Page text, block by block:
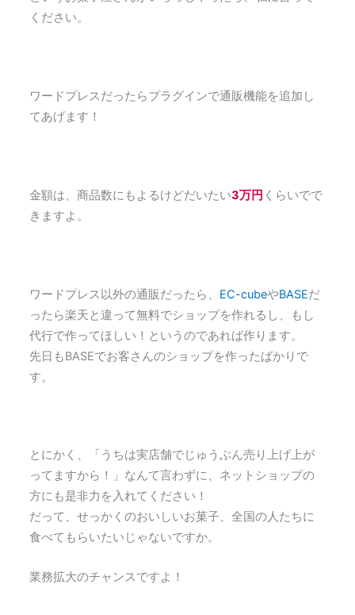
ください。
ワードプレスだったらプラグインで通販機能を追加し
てあげます！
金額は、商品数にもよるけどだいたい3万円 くらいでで
きますよ。
ワードプレス以外の通販だったら、 EC-cubeやBASEだ
ったら楽天と違って無料でショップを作れるし、もし
代行で作ってほしい！というのであれば作ります。
先日もBASEでお客さんのショップを作ったばかりで
す。
とにかく、「うちは実店舗でじゅうぶん売り上げ上が
ってますから！」なんて言わずに、ネットショップの
方にも是非力を入れてください！
だって、せっかくのおいしいお菓子、全国の人たちに
食べてもらいたいじゃないですか。
業務拡大のチャンスですよ！